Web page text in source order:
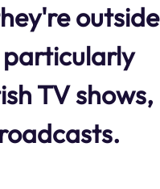
outside
TV shows,